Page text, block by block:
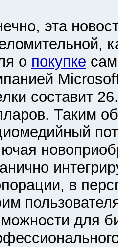
эта
о покупке
составит
Таким
в
для